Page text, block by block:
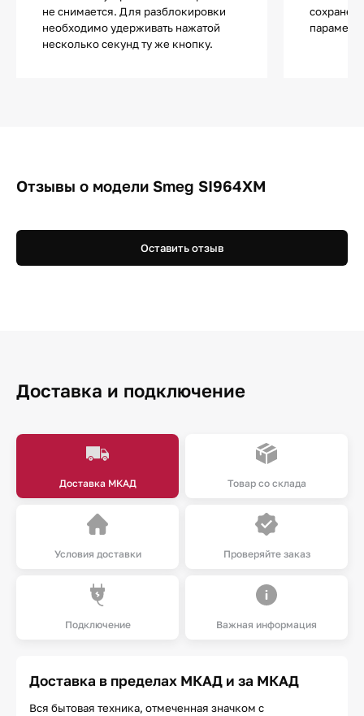
не снимается. Для разблокировки
необходимо удерживать нажатой
несколько секунд ту же кнопку.
Отзывы о модели Smeg SI964XM
Оставить отзыв
Доставка и подключение
Доставка МКАД Товар со склада
Условия доставки Проверяйте заказ
Подключение Важная информация
Доставка в пределах МКАД и за МКАД
Вся бытовая техника, отмеченная значком с